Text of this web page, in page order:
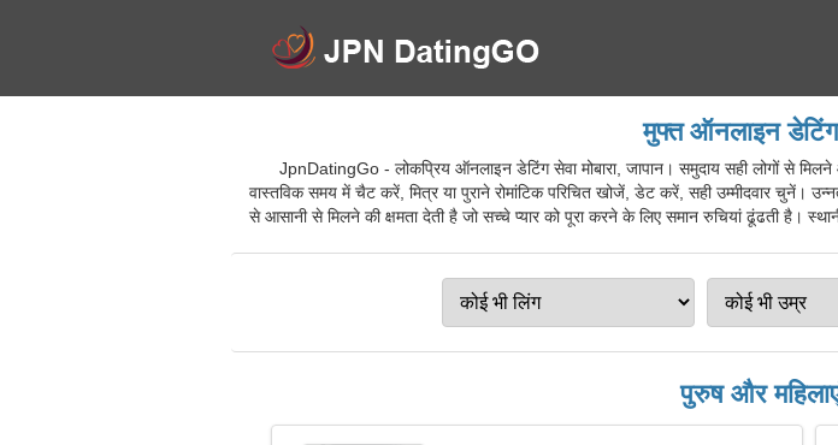
मुफ्त ऑनलाइन डेटिंग
JpnDatingGo - लोकप्रिय ऑनलाइन डेटिंग सेवा मोबारा, जापान। समुदाय सही लोगों से
वास्तविक समय में चैट करें, मित्र या पुराने रोमांटिक परिचित खोजें, डेट करें, सही उम्मीदवार चुनें।
से आसानी से मिलने की क्षमता देती है जो सच्चे प्यार को पूरा करने के लिए समान रुचियां ढूंढती है।
पुरुष और